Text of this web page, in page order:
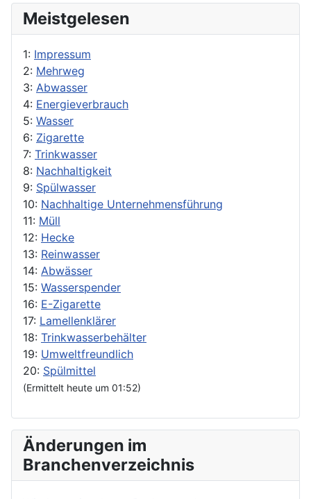
Meistgelesen
1: Impressum
2: Mehrweg
3: Abwasser
4: Energieverbrauch
5: Wasser
6: Zigarette
7: Trinkwasser
8: Nachhaltigkeit
9: Spülwasser
10: Nachhaltige Unternehmensführung
11: Müll
12: Hecke
13: Reinwasser
14: Abwässer
15: Wasserspender
16: E-Zigarette
17: Lamellenklärer
18: Trinkwasserbehälter
19: Umweltfreundlich
20: Spülmittel
(Ermittelt heute um 01:52)
Änderungen im
Branchenverzeichnis